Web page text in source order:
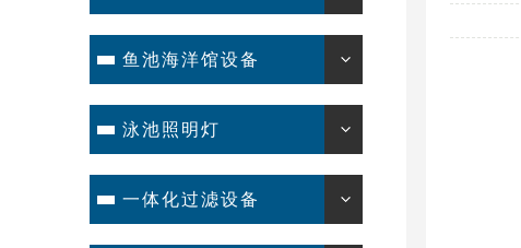
鱼池海洋馆设备
泳池照明灯
一体化过滤设备